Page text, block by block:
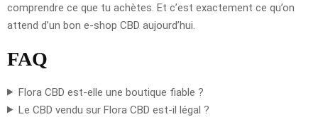
comprendre ce que tu achètes. Et c’est exactement ce qu’on
attend d’un bon e-shop CBD aujourd’hui.
FAQ
Flora CBD est-elle une boutique fiable ?
Le CBD vendu sur Flora CBD est-il légal ?